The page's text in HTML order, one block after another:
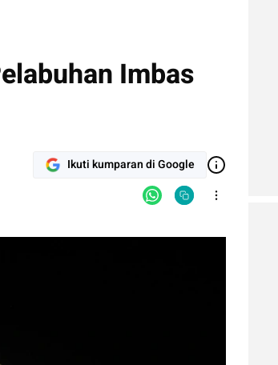
Imbas
Ikuti kumparan di Google